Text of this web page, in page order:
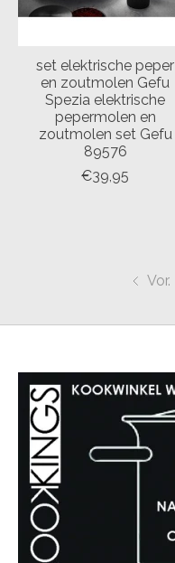
set elektrische peper
en zoutmolen Gefu
Spezia elektrische
pepermolen en
zoutmolen set Gefu
89576
€39,95
Vor.